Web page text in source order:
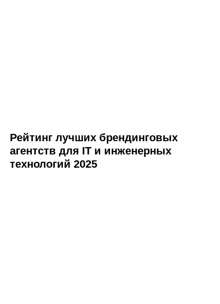
Рейтинг лучших брендинговых
агентств для IT и инженерных
технологий 2025